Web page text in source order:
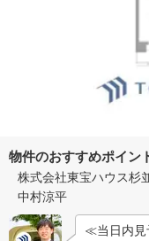
物件のおすすめポイン
株式会社東宝ハウス杉
中村涼平
≪当日内見